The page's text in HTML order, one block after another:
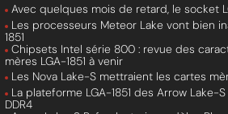
Avec quelques mois de retard, le socket
Les processeurs Meteor Lake vont bien
1851
Chipsets Intel série 800 : revue des
mères LGA-1851 à venir
Les Nova Lake-S mettraient les cartes
La plateforme LGA-1851 des Arrow Lake-
DDR4